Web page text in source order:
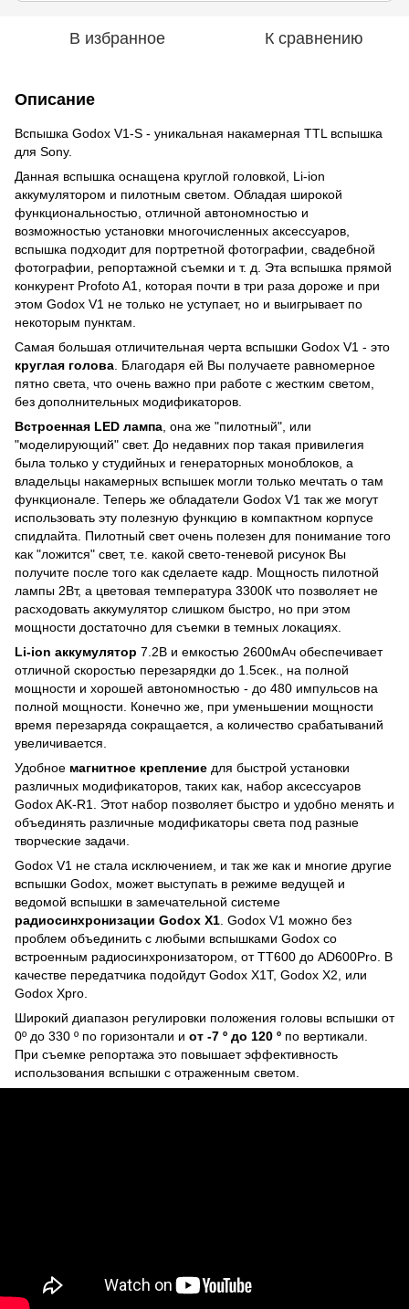
В избранное К сравнению
Описание
Вспышка Godox V1-S - уникальная накамерная TTL вспышка
для Sony.
Данная вспышка оснащена круглой головкой, Li-ion
аккумулятором и пилотным светом. Обладая широкой
функциональностью, отличной автономностью и
возможностью установки многочисленных аксессуаров,
вспышка подходит для портретной фотографии, свадебной
фотографии, репортажной съемки и т. д. Эта вспышка прямой
конкурент Profoto A1, которая почти в три раза дороже и при
этом Godox V1 не только не уступает, но и выигрывает по
некоторым пунктам.
Самая большая отличительная черта вспышки Godox V1 - это
круглая голова . Благодаря ей Вы получаете равномерное
пятно света, что очень важно при работе с жестким светом,
без дополнительных модификаторов.
Встроенная LED лампа , она же "пилотный", или
"моделирующий" свет. До недавних пор такая привилегия
была только у студийных и генераторных моноблоков, а
владельцы накамерных вспышек могли только мечтать о там
функционале. Теперь же обладатели Godox V1 так же могут
использовать эту полезную функцию в компактном корпусе
спидлайта. Пилотный свет очень полезен для понимание того
как "ложится" свет, т.е. какой свето-теневой рисунок Вы
получите после того как сделаете кадр. Мощность пилотной
лампы 2Вт, а цветовая температура 3300К что позволяет не
расходовать аккумулятор слишком быстро, но при этом
мощности достаточно для съемки в темных локациях.
Li-ion аккумулятор 7.2В и емкостью 2600мАч обеспечивает
отличной скоростью перезарядки до 1.5сек., на полной
мощности и хорошей автономностью - до 480 импульсов на
полной мощности. Конечно же, при уменьшении мощности
время перезаряда сокращается, а количество срабатываний
увеличивается.
Удобное магнитное крепление для быстрой установки
различных модификаторов, таких как, набор аксессуаров
Godox AK-R1. Этот набор позволяет быстро и удобно менять и
объединять различные модификаторы света под разные
творческие задачи.
Godox V1 не стала исключением, и так же как и многие другие
вспышки Godox, может выступать в режиме ведущей и
ведомой вспышки в замечательной системе
радиосинхронизации Godox X1 . Godox V1 можно без
проблем объединить с любыми вспышками Godox со
встроенным радиосинхронизатором, от TT600 до AD600Pro. В
качестве передатчика подойдут Godox X1T, Godox X2, или
Godox Xpro.
Широкий диапазон регулировки положения головы вспышки от
0º до 330 º по горизонтали и от -7 º до 120 º по вертикали.
При съемке репортажа это повышает эффективность
использования вспышки с отраженным светом.